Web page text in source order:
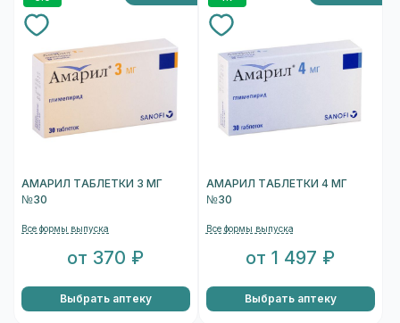
АМАРИЛ ТАБЛЕТКИ 3 МГ
№30
Все формы выпуска
от 370 ₽
Выбрать аптеку
АМАРИЛ ТАБЛЕТКИ 4 МГ
№30
Все формы выпуска
от 1 497 ₽
Выбрать аптеку